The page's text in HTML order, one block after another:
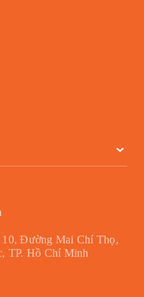
10, Đường Mai Chí Thọ,
TP. Hồ Chí Minh